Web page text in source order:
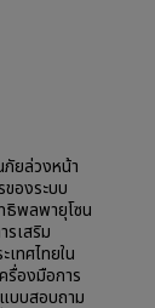
ยล่วงหน้า
องระบบ
ธิพลพายุโซน
รเสริม
ทศไทยใน
รื่องมือการ
บบสอบถาม